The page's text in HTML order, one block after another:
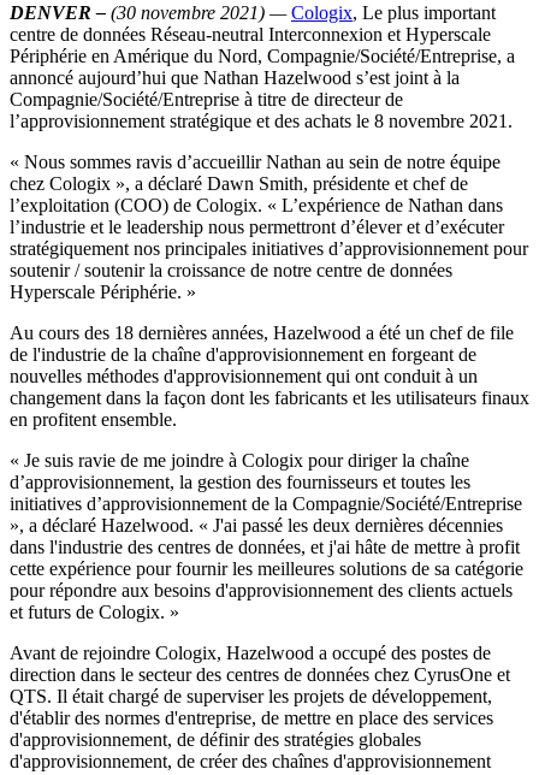
DENVER – (30 novembre 2021) —Cologix, Le plus important
centre de données Réseau-neutral Interconnexion et Hyperscale
Périphérie en Amérique du Nord, Compagnie/Société/Entreprise, a
annoncé aujourd’hui que Nathan Hazelwood s’est joint à la
Compagnie/Société/Entreprise à titre de directeur de
l’approvisionnement stratégique et des achats le 8 novembre 2021.
« Nous sommes ravis d’accueillir Nathan au sein de notre équipe
chez Cologix », a déclaré Dawn Smith, présidente et chef de
l’exploitation (COO) de Cologix. « L’expérience de Nathan dans
l’industrie et le leadership nous permettront d’élever et d’exécuter
stratégiquement nos principales initiatives d’approvisionnement pour
soutenir / soutenir la croissance de notre centre de données
Hyperscale Périphérie. »
Au cours des 18 dernières années, Hazelwood a été un chef de file
de l'industrie de la chaîne d'approvisionnement en forgeant de
nouvelles méthodes d'approvisionnement qui ont conduit à un
changement dans la façon dont les fabricants et les utilisateurs finaux
en profitent ensemble.
« Je suis ravie de me joindre à Cologix pour diriger la chaîne
d’approvisionnement, la gestion des fournisseurs et toutes les
initiatives d’approvisionnement de la Compagnie/Société/Entreprise
», a déclaré Hazelwood. « J'ai passé les deux dernières décennies
dans l'industrie des centres de données, et j'ai hâte de mettre à profit
cette expérience pour fournir les meilleures solutions de sa catégorie
pour répondre aux besoins d'approvisionnement des clients actuels
et futurs de Cologix. »
Avant de rejoindre Cologix, Hazelwood a occupé des postes de
direction dans le secteur des centres de données chez CyrusOne et
QTS. Il était chargé de superviser les projets de développement,
d'établir des normes d'entreprise, de mettre en place des services
d'approvisionnement, de définir des stratégies globales
d'approvisionnement, de créer des chaînes d'approvisionnement